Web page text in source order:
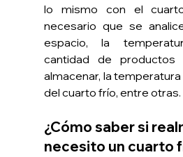
lo mismo con el
necesario que se
espacio, la
cantidad de
almacenar, la
del cuarto frío, entre otras.
¿Cómo saber si
necesito un cuarto